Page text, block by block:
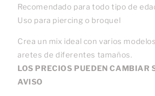
Recomendado para todo tipo de
Uso para piercing o broquel
Crea un mix ideal con varios
aretes de diferentes tamaños.
LOS PRECIOS PUEDEN CAMBIAR
AVISO